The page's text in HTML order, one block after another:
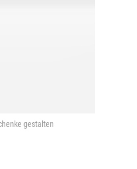
gestalten